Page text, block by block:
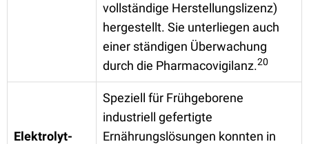
vollständige Herstellungslizenz)
hergestellt. Sie unterliegen auch
einer ständigen Überwachung
durch die Pharmacovigilanz.20
Elektrolyt-
Speziell für Frühgeborene
industriell gefertigte
Ernährungslösungen konnten in